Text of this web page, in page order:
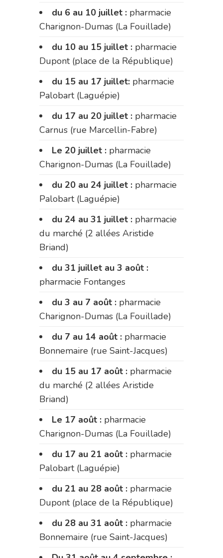
du 6 au 10 juillet : pharmacie
Charignon-Dumas (La Fouillade)
du 10 au 15 juillet : pharmacie
Dupont (place de la République)
du 15 au 17 juillet: pharmacie
Palobart (Laguépie)
du 17 au 20 juillet : pharmacie
Carnus (rue Marcellin-Fabre)
Le 20 juillet : pharmacie
Charignon-Dumas (La Fouillade)
du 20 au 24 juillet : pharmacie
Palobart (Laguépie)
du 24 au 31 juillet : pharmacie
du marché (2 allées Aristide
Briand)
du 31 juillet au 3 août :
pharmacie Fontanges
du 3 au 7 août : pharmacie
Charignon-Dumas (La Fouillade)
du 7 au 14 août : pharmacie
Bonnemaire (rue Saint-Jacques)
du 15 au 17 août : pharmacie
du marché (2 allées Aristide
Briand)
Le 17 août : pharmacie
Charignon-Dumas (La Fouillade)
du 17 au 21 août : pharmacie
Palobart (Laguépie)
du 21 au 28 août : pharmacie
Dupont (place de la République)
du 28 au 31 août : pharmacie
Bonnemaire (rue Saint-Jacques)